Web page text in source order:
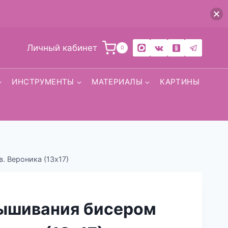
Личный кабинет 0
ИНСТРУМЕНТЫ МАТЕРИАЛЫ КАРТИНЫ
Вероника (13х17)
бисером